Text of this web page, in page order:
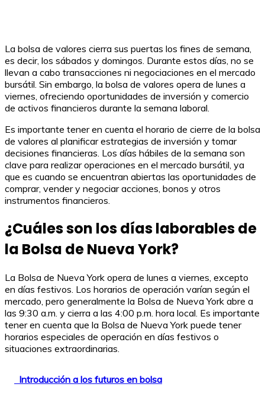
La bolsa de valores cierra sus puertas los fines de semana,
es decir, los sábados y domingos. Durante estos días, no se
llevan a cabo transacciones ni negociaciones en el mercado
bursátil. Sin embargo, la bolsa de valores opera de lunes a
viernes, ofreciendo oportunidades de inversión y comercio
de activos financieros durante la semana laboral.
Es importante tener en cuenta el horario de cierre de la bolsa
de valores al planificar estrategias de inversión y tomar
decisiones financieras. Los días hábiles de la semana son
clave para realizar operaciones en el mercado bursátil, ya
que es cuando se encuentran abiertas las oportunidades de
comprar, vender y negociar acciones, bonos y otros
instrumentos financieros.
¿Cuáles son los días laborables de
la Bolsa de Nueva York?
La Bolsa de Nueva York opera de lunes a viernes, excepto
en días festivos. Los horarios de operación varían según el
mercado, pero generalmente la Bolsa de Nueva York abre a
las 9:30 a.m. y cierra a las 4:00 p.m. hora local. Es importante
tener en cuenta que la Bolsa de Nueva York puede tener
horarios especiales de operación en días festivos o
situaciones extraordinarias.
Introducción a los futuros en bolsa